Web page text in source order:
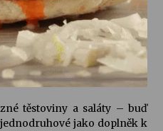
těstoviny a saláty – buď
jako doplněk k